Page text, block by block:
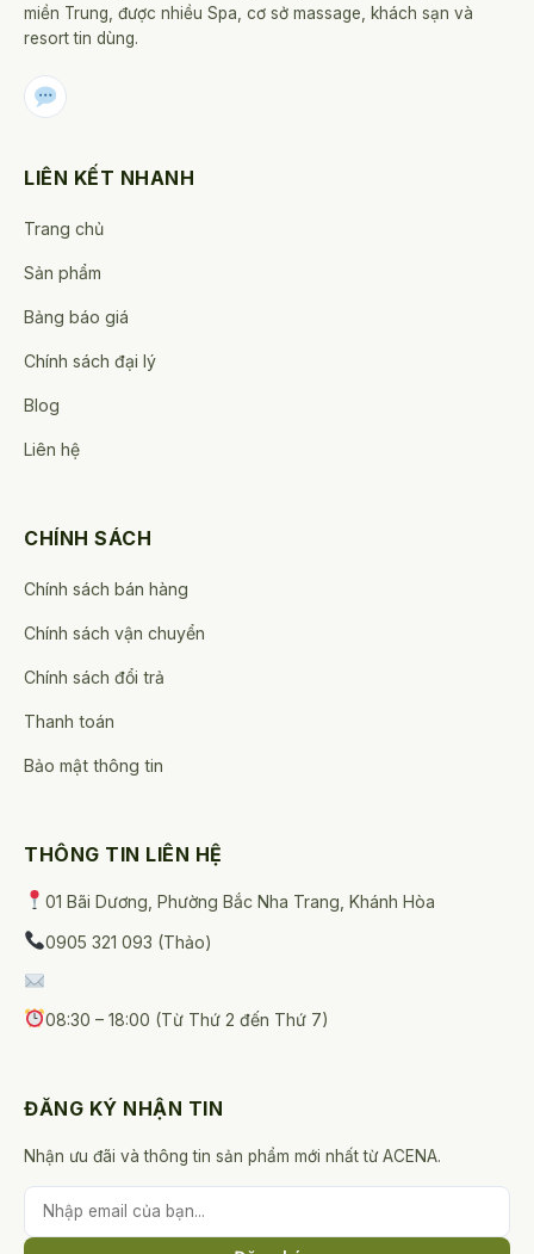
miền Trung, được nhiều Spa, cơ sở massage, khách sạn và
resort tin dùng.
LIÊN KẾT NHANH
Trang chủ
Sản phẩm
Bảng báo giá
Chính sách đại lý
Blog
Liên hệ
CHÍNH SÁCH
Chính sách bán hàng
Chính sách vận chuyển
Chính sách đổi trả
Thanh toán
Bảo mật thông tin
THÔNG TIN LIÊN HỆ
01 Bãi Dương, Phường Bắc Nha Trang, Khánh Hòa
0905 321 093 (Thảo)
08:30 – 18:00 (Từ Thứ 2 đến Thứ 7)
ĐĂNG KÝ NHẬN TIN
Nhận ưu đãi và thông tin sản phẩm mới nhất từ ACENA.